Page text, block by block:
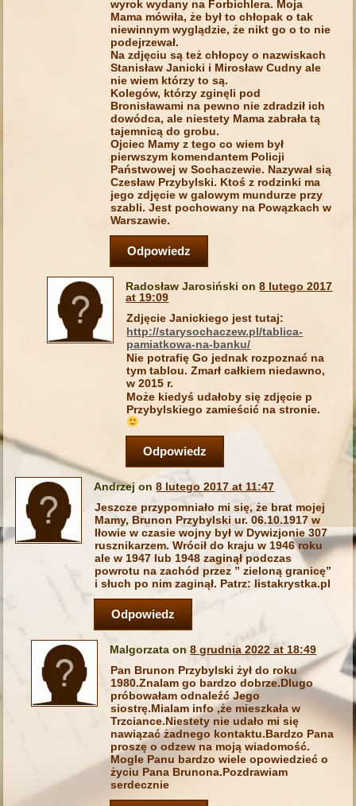
wyrok wydany na Forbichlera. Moja
Mama mówiła, że był to chłopak o tak
niewinnym wyglądzie, że nikt go o to nie
podejrzewał.
Na zdjęciu są też chłopcy o nazwiskach
Stanisław Janicki i Mirosław Cudny ale
nie wiem którzy to są.
Kolegów, którzy zginęli pod
Bronisławami na pewno nie zdradził ich
dowódca, ale niestety Mama zabrała tą
tajemnicą do grobu.
Ojciec Mamy z tego co wiem był
pierwszym komendantem Policji
Państwowej w Sochaczewie. Nazywał sią
Czesław Przybylski. Ktoś z rodzinki ma
jego zdjęcie w galowym mundurze przy
szabli. Jest pochowany na Powązkach w
Warszawie.
Odpowiedz
Radosław Jarosiński on8 lutego 2017
at 19:09
Zdjęcie Janickiego jest tutaj:
http://starysochaczew.pl/tablica-
pamiatkowa-na-banku/
Nie potrafię Go jednak rozpoznać na
tym tablou. Zmarł całkiem niedawno,
w 2015 r.
Może kiedyś udałoby się zdjęcie p
Przybylskiego zamieścić na stronie.
Odpowiedz
Andrzej on8 lutego 2017 at 11:47
Jeszcze przypomniało mi się, że brat mojej
Mamy, Brunon Przybylski ur. 06.10.1917 w
Iłowie w czasie wojny był w Dywizjonie 307
rusznikarzem. Wrócił do kraju w 1946 roku
ale w 1947 lub 1948 zaginął podczas
powrotu na zachód przez ” zieloną granicę”
i słuch po nim zaginął. Patrz: listakrystka.pl
Odpowiedz
Malgorzata on8 grudnia 2022 at 18:49
Pan Brunon Przybylski żył do roku
1980.Znalam go bardzo dobrze.Dlugo
próbowałam odnaleźć Jego
siostrę.Mialam info ,że mieszkała w
Trzciance.Niestety nie udało mi się
nawiązać żadnego kontaktu.Bardzo Pana
proszę o odzew na moją wiadomość.
Mogle Panu bardzo wiele opowiedzieć o
życiu Pana Brunona.Pozdrawiam
serdecznie